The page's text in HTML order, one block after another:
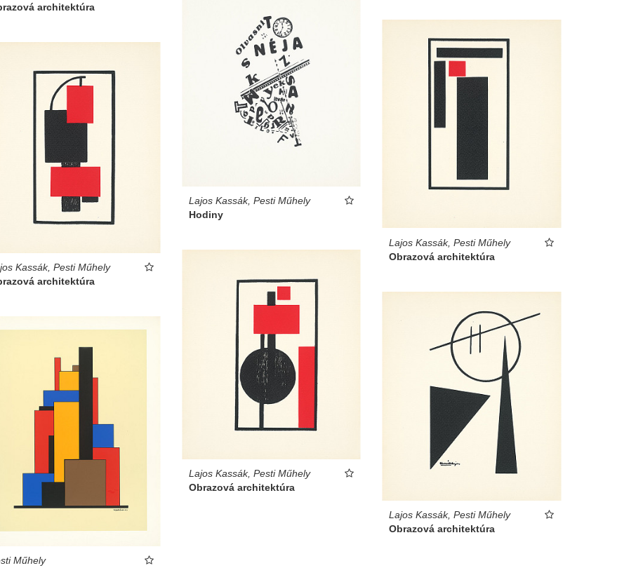
architektúra
Lajos Kassák, Pesti Műhely
Hodiny
Lajos Kassák, Pesti Műhely
Obrazová architektúra
Kassák, Pesti Műhely
architektúra
Lajos Kassák, Pesti Műhely
Obrazová architektúra
Lajos Kassák, Pesti Műhely
Obrazová architektúra
Műhely